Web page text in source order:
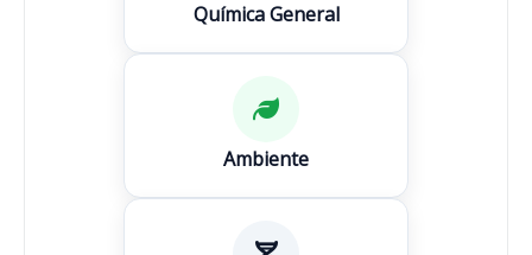
Química General
Ambiente